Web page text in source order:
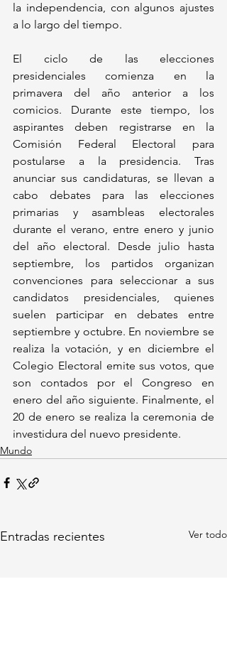
la independencia, con algunos ajustes
a lo largo del tiempo.
El ciclo de las elecciones
presidenciales comienza en la
primavera del año anterior a los
comicios. Durante este tiempo, los
aspirantes deben registrarse en la
Comisión Federal Electoral para
postularse a la presidencia. Tras
anunciar sus candidaturas, se llevan a
cabo debates para las elecciones
primarias y asambleas electorales
durante el verano, entre enero y junio
del año electoral. Desde julio hasta
septiembre, los partidos organizan
convenciones para seleccionar a sus
candidatos presidenciales, quienes
suelen participar en debates entre
septiembre y octubre. En noviembre se
realiza la votación, y en diciembre el
Colegio Electoral emite sus votos, que
son contados por el Congreso en
enero del año siguiente. Finalmente, el
20 de enero se realiza la ceremonia de
investidura del nuevo presidente.
Mundo
Entradas recientes Ver todo